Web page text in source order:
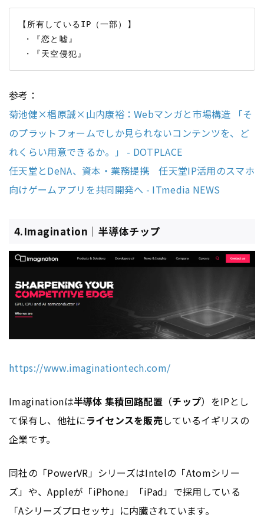
【所有しているIP（一部）】
参考：
菊池健×椙原誠×山内康裕：Webマンガと市場構造 「そ
のプラットフォームでしか見られないコンテンツを、ど
れくらい用意できるか。」 - DOTPLACE
任天堂とDeNA、資本・業務提携 任天堂IP活用のスマホ
向けゲームアプリを共同開発へ - ITmedia NEWS
4.Imagination｜半導体チップ
https://www.imaginationtech.com/
Imaginationは半導体 集積回路配置 （チップ）をIPとし
て保有し、他社にライセンスを販売しているイギリスの
企業です。
同社の「PowerVR」シリーズはIntelの「Atomシリー
ズ」や、Appleが「iPhone」「iPad」で採用している
「Aシリーズプロセッサ」に内臓されています。